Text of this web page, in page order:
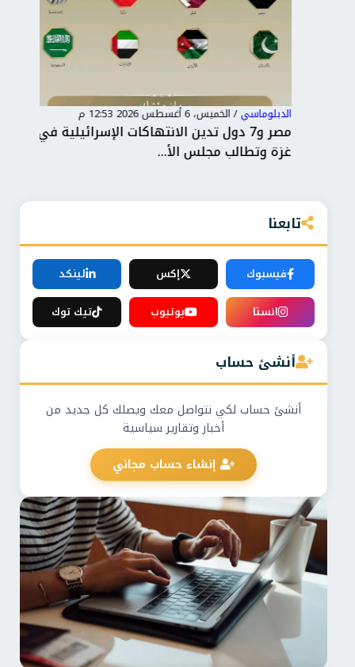
الدبلوماسي/ الخميس، 6 أغسطس 2026 12:53 م
مصر و7 دول تدين الانتهاكات الإسرائيلية في
غزة وتطالب مجلس الأ...
تابعنا
فيسبوك إكس
لينكد
انستا
يوتيوب تيك توك
أنشئ حساب
أنشئ حساب لكي نتواصل معك ويصلك كل جديد من
أخبار وتقارير سياسية
إنشاء حساب مجاني